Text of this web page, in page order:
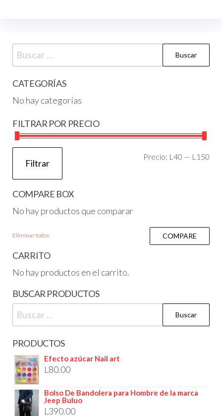
CATEGORÍAS
No hay categorías
FILTRAR POR PRECIO
Filtrar
Precio: L40 — L150
COMPARE BOX
No hay productos que comparar
Eliminar todos COMPARE
CARRITO
No hay productos en el carrito.
BUSCAR PRODUCTOS
PRODUCTOS
Efecto azúcar Nail art
L 80.00
Bolso De Bandolera para Hombre de la marca
Jeep Buluo
L 390.00